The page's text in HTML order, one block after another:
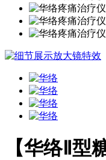
【华络Ⅱ型